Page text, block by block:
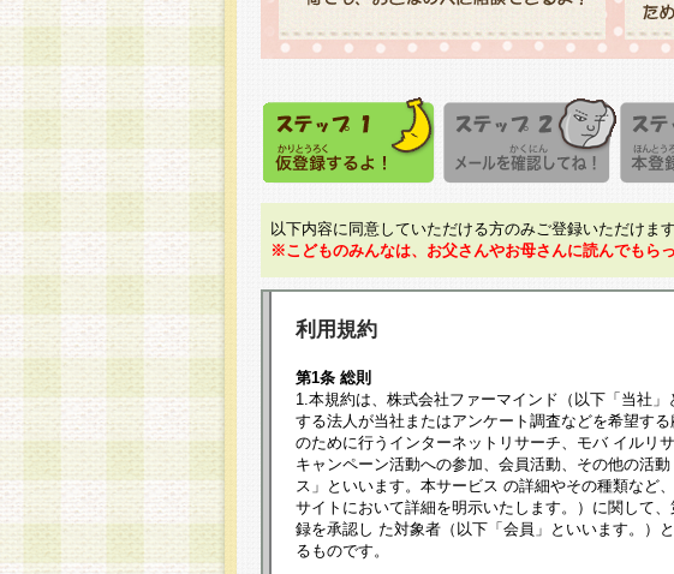
以下内容に同意していただける方のみご登録いただけます
※こどものみんなは、お父さんやお母さんに読んでもら
利用規約
第1条 総則
1.本規約は、株式会社ファーマインド（以下「当社
する法人が当社またはアンケート調査などを希望する
のために行うインターネットリサーチ、モバ イルリ
キャンペーン活動への参加、会員活動、その他の活
ス」といいます。本サービス の詳細やその種類など
サイトにおいて詳細を明示いたします。）に関して
録を承認し た対象者（以下「会員」といいます。）
るものです。